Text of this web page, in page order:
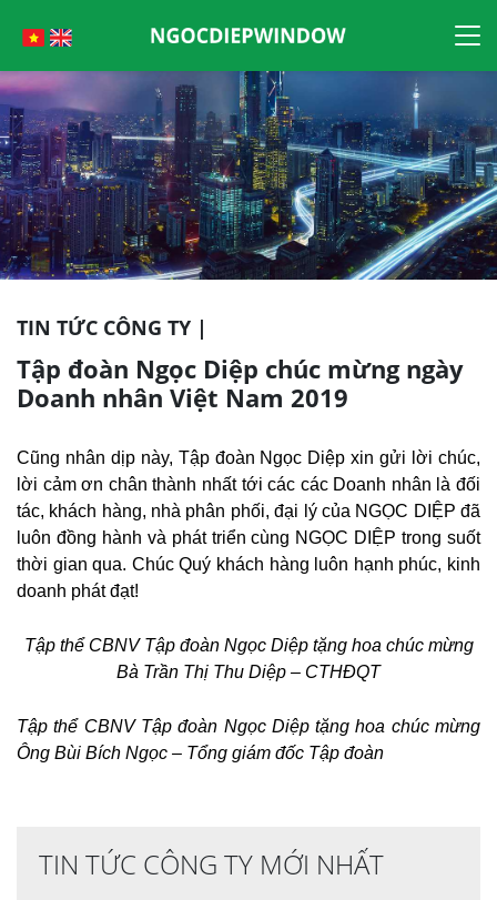
to
content
TIN TỨC CÔNG TY |
Tập đoàn Ngọc Diệp chúc mừng ngày
Doanh nhân Việt Nam 2019
Cũng nhân dịp này, Tập đoàn Ngọc Diệp xin gửi lời chúc,
lời cảm ơn chân thành nhất tới các các Doanh nhân là đối
tác, khách hàng, nhà phân phối, đại lý của NGỌC DIỆP đã
luôn đồng hành và phát triển cùng NGỌC DIỆP trong suốt
thời gian qua. Chúc Quý khách hàng luôn hạnh phúc, kinh
doanh phát đạt!
Tập thể CBNV Tập đoàn Ngọc Diệp tặng hoa chúc mừng
Bà Trần Thị Thu Diệp – CTHĐQT
Tập thể CBNV Tập đoàn Ngọc Diệp tặng hoa chúc mừng
Ông Bùi Bích Ngọc – Tổng giám đốc Tập đoàn
TIN TỨC CÔNG TY MỚI NHẤT